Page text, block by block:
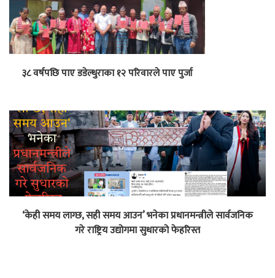
३८ वर्षपछि पाए डडेल्धुराका १२ परिवारले पाए पुर्जा
‘केही समय लाग्छ, सही समय आउन’ भनेका प्रधानमन्त्रीले सार्वजनिक
गरे राष्ट्रिय उद्योगमा सुधारको फेहरिस्त